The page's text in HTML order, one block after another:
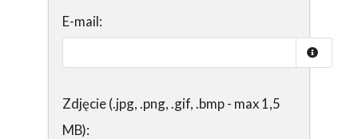
E-mail:
Zdjęcie (.jpg, .png, .gif, .bmp - max 1,5
MB):